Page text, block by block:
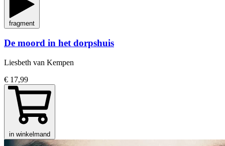
fragment
De moord in het dorpshuis
Liesbeth van Kempen
€ 17,99
in winkelmand